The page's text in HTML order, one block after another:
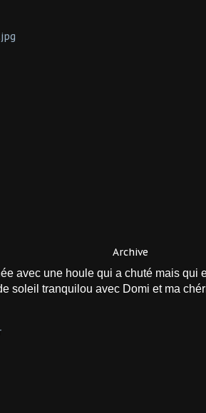
Archive
avec une houle qui a chuté mais qui
soleil tranquilou avec Domi et ma